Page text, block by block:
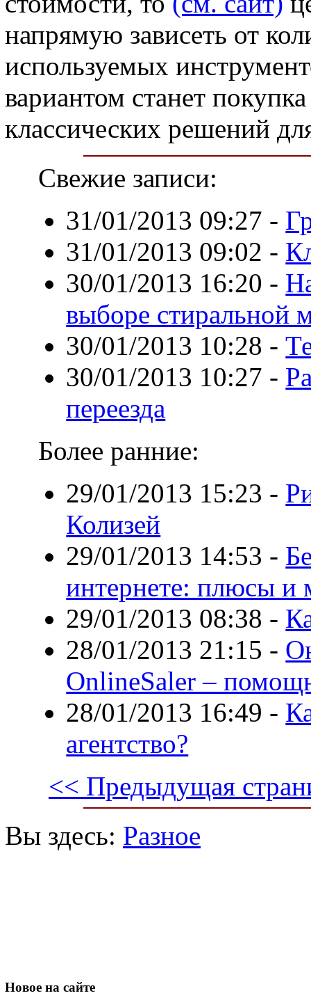
напрямую зависеть от
используемых
вариантом станет
классических решений
Свежие записи:
31/01/2013 09:27 -
31/01/2013 09:02 -
30/01/2013 16:20 -
выборе стиральной
30/01/2013 10:28 -
30/01/2013 10:27 -
переезда
Более ранние:
29/01/2013 15:23 -
Колизей
29/01/2013 14:53 -
интернете: плюсы и
29/01/2013 08:38 -
28/01/2013 21:15 -
OnlineSaler –
28/01/2013 16:49 -
агентство?
<< Предыдущая
Вы здесь: Разное
Новое на сайте